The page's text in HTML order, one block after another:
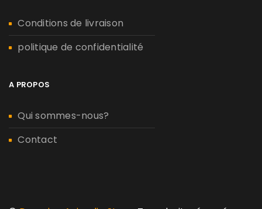
Conditions de livraison
politique de confidentialité
A PROPOS
Qui sommes-nous?
Contact